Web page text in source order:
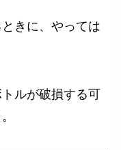
きに、やっては
ルが破損する可